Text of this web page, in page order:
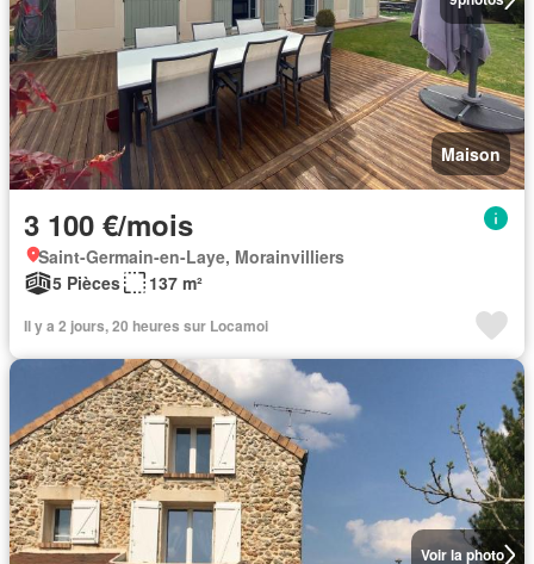
Maison
3 100 €/mois
Saint-Germain-en-Laye, Morainvilliers
5 Pièces
137 m²
Il y a 2 jours, 20 heures sur Locamoi
Voir la photo